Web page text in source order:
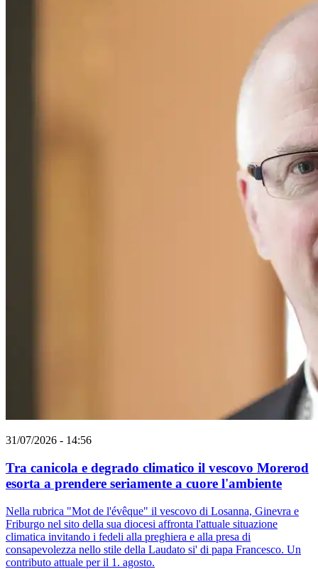
31/07/2026 - 14:56
Tra canicola e degrado climatico il vescovo Morerod
esorta a prendere seriamente a cuore l'ambiente
Nella rubrica "Mot de l'évêque" il vescovo di Losanna, Ginevra e
Friburgo nel sito della sua diocesi affronta l'attuale situazione
climatica invitando i fedeli alla preghiera e alla presa di
consapevolezza nello stile della Laudato si' di papa Francesco. Un
contributo attuale per il 1. agosto.